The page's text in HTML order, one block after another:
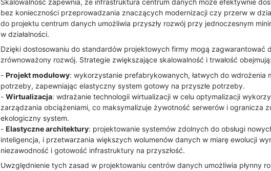
bez konieczności przeprowadzania znaczących modernizacji czy przerw w
do projektu centrum danych umożliwia przyszły rozwój przy jednoczesnym
w działalności.
Dzięki dostosowaniu do standardów projektowych firmy mogą zagwarantować
zrównoważony rozwój. Strategie zwiększające skalowalność i trwałość obejmują:
- Projekt modułowy: wykorzystanie prefabrykowanych, łatwych do wdrożenia
potrzeby, zapewniając elastyczny system gotowy na przyszłe potrzeby.
- Wirtualizacja: wdrażanie technologii wirtualizacji w celu optymalizacji
zarządzania obciążeniami, co maksymalizuje żywotność serwerów i ogranicza
ekologiczny system.
- Elastyczne architektury: projektowanie systemów zdolnych do obsługi
inteligencja, i przetwarzania większych wolumenów danych w miarę ewolucji
niezawodność i gotowość infrastruktury na przyszłość.
Uwzględnienie tych zasad w projektowaniu centrów danych umożliwia płynny